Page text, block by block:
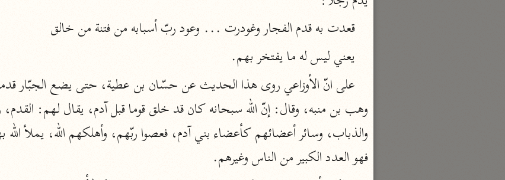
نحو ٥ مجلدات
الكشف والبيان
الثعلبي (٤٢٧ هـ)
نحو ٨ مجلدات
نحو ٨ مجلدات
قعدت به قدم الفجار وغودرت ... وعود ربّ أسبابه من فتنة من خالق
يعني ليس له ما يفتخر بهم.
فهو العدد الكبير من الناس وغيرهم.